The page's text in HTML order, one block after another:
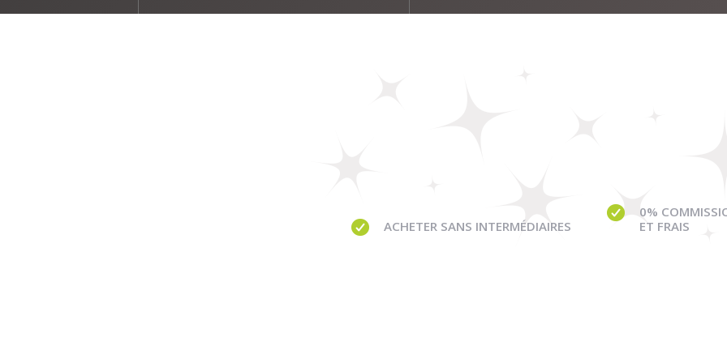
ACHETER SANS INTERMÉDIAIRES
0%
ET FRAIS